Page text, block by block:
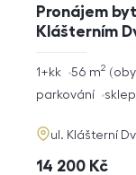
Pronájem
Klášterním
rozměry
dispozice
1+kk 56 m2
funkce
parkování sklep
adresa
ul. Klášterní
cena
14 200 Kč